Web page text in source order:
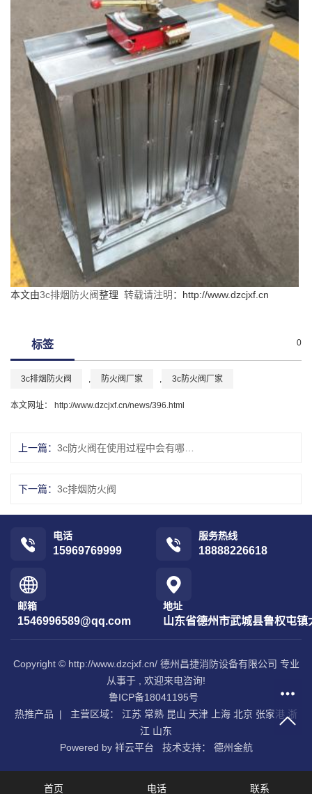
本文由3c排烟防火阀整理 转载请注明：http://www.dzcjxf.cn
标签 0
3c排烟防火阀 防火阀厂家 3c防火阀厂家
本文网址： http://www.dzcjxf.cn/news/396.html
上一篇：
下一篇： 3c排烟防火阀
电话
15969769999
服务热线
18888226618
邮箱
1546996589@qq.com
地址
山东省德州市武城县鲁权屯
Copyright © http://www.dzcjxf.cn/ 德州昌捷消防设备有限公司 专业
从事于 , 欢迎来电咨询!
鲁ICP备18041195号
热推产品 | 主营区域： 江苏 常熟 昆山 天津 上海 北京 张家港 浙
江 山东
Powered by 祥云平台 技术支持： 德州金航
首页 电话 联系